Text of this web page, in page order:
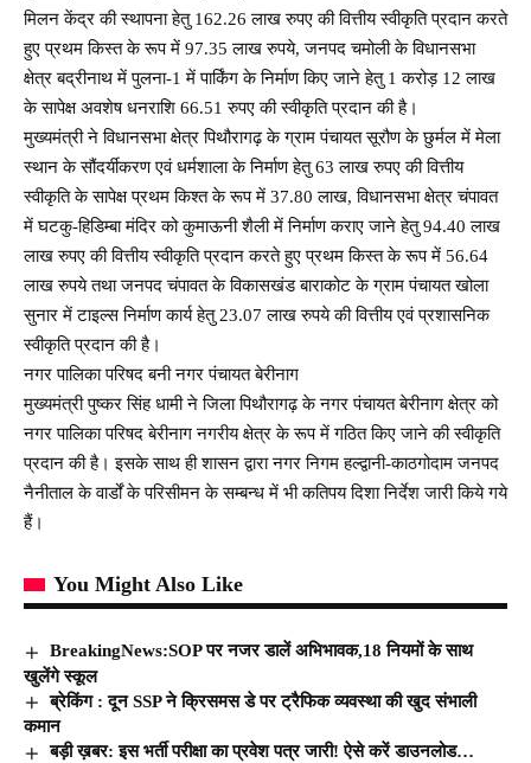
मिलन केंद्र की स्थापना हेतु 162.26 लाख रुपए की वित्तीय स्वीकृति प्रदान करते
हुए प्रथम किस्त के रूप में 97.35 लाख रुपये, जनपद चमोली के विधानसभा
क्षेत्र बद्रीनाथ में पुलना-1 में पार्किंग के निर्माण किए जाने हेतु 1 करोड़ 12 लाख
के सापेक्ष अवशेष धनराशि 66.51 रुपए की स्वीकृति प्रदान की है।
मुख्यमंत्री ने विधानसभा क्षेत्र पिथौरागढ़ के ग्राम पंचायत सूरौण के छुर्मल में मेला
स्थान के सौंदर्यीकरण एवं धर्मशाला के निर्माण हेतु 63 लाख रुपए की वित्तीय
स्वीकृति के सापेक्ष प्रथम किश्त के रूप में 37.80 लाख, विधानसभा क्षेत्र चंपावत
में घटकु-हिडिम्बा मंदिर को कुमाऊनी शैली में निर्माण कराए जाने हेतु 94.40 लाख
लाख रुपए की वित्तीय स्वीकृति प्रदान करते हुए प्रथम किस्त के रूप में 56.64
लाख रुपये तथा जनपद चंपावत के विकासखंड बाराकोट के ग्राम पंचायत खोला
सुनार में टाइल्स निर्माण कार्य हेतु 23.07 लाख रुपये की वित्तीय एवं प्रशासनिक
स्वीकृति प्रदान की है।
नगर पालिका परिषद बनी नगर पंचायत बेरीनाग
मुख्यमंत्री पुष्कर सिंह धामी ने जिला पिथौरागढ़ के नगर पंचायत बेरीनाग क्षेत्र को
नगर पालिका परिषद बेरीनाग नगरीय क्षेत्र के रूप में गठित किए जाने की स्वीकृति
प्रदान की है। इसके साथ ही शासन द्वारा नगर निगम हल्द्वानी-काठगोदाम जनपद
नैनीताल के वार्डों के परिसीमन के सम्बन्ध में भी कतिपय दिशा निर्देश जारी किये गये
हैं।
You Might Also Like
BreakingNews:SOP पर नजर डालें अभिभावक,18 नियमों के साथ
खुलेंगे स्कूल
ब्रेकिंग : दून SSP ने क्रिसमस डे पर ट्रैफिक व्यवस्था की खुद संभाली
कमान
बड़ी ख़बर: इस भर्ती परीक्षा का प्रवेश पत्र जारी! ऐसे करें डाउनलोड…